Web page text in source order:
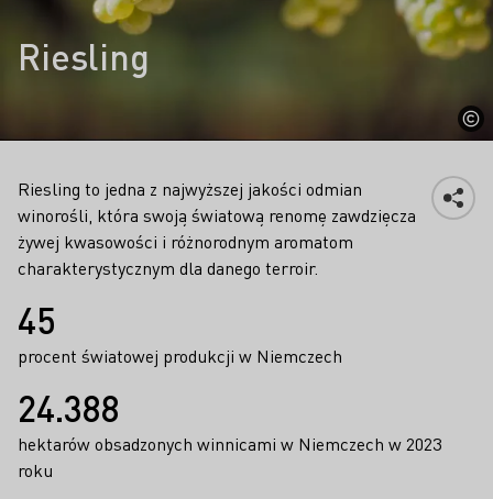
Riesling
Riesling to jedna z najwyższej jakości odmian
winorośli, która swoją światową renomę zawdzięcza
żywej kwasowości i różnorodnym aromatom
charakterystycznym dla danego terroir.
Fakty
45
procent światowej produkcji w Niemczech
24.388
hektarów obsadzonych winnicami w Niemczech w 2023
roku